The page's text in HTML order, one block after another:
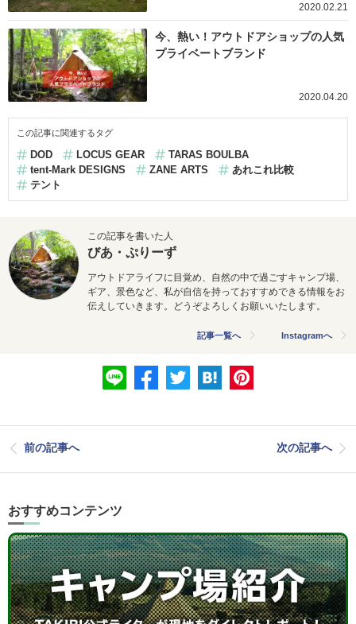
2020.02.21
今、熱い！アウトドアショップの人気
プライベートブランド
2020.04.20
この記事に関連するタグ
DOD LOCUS GEAR
TARAS BOULBA
tent-Mark DESIGNS
ZANE ARTS
あれこれ比較
テント
この記事を書いた人
びあ・ぷりーず
アウトドアライフに目覚め、自然の中で過ごすキャンプ場、
ギア、景色など、私が自信を持っておすすめできる情報をお
伝えしていきます。どうぞよろしくお願いいたします。
記事一覧へ Instagramへ
前の記事へ 次の記事へ
おすすめコンテンツ